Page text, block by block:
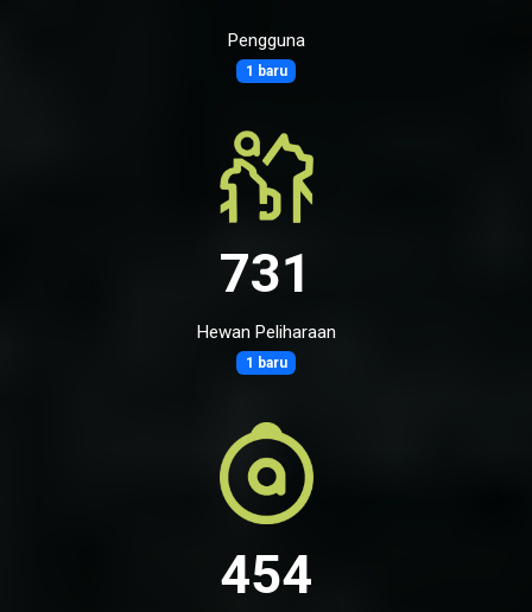
Pengguna
1 baru
731
Hewan Peliharaan
1 baru
454